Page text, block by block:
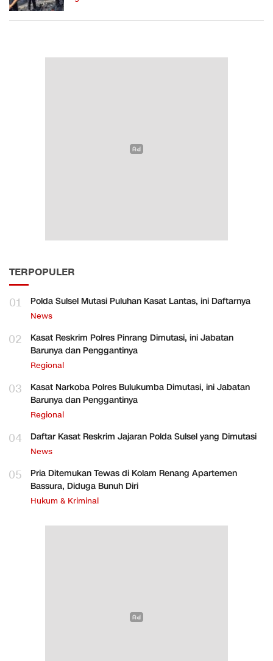
TERPOPULER
01 Polda Sulsel Mutasi Puluhan Kasat Lantas, ini Daftarnya
News
02
Kasat Reskrim Polres Pinrang Dimutasi, ini Jabatan
Barunya dan Penggantinya
Regional
03
Kasat Narkoba Polres Bulukumba Dimutasi, ini Jabatan
Barunya dan Penggantinya
Regional
04 Daftar Kasat Reskrim Jajaran Polda Sulsel yang Dimutasi
News
05
Pria Ditemukan Tewas di Kolam Renang Apartemen
Bassura, Diduga Bunuh Diri
Hukum & Kriminal